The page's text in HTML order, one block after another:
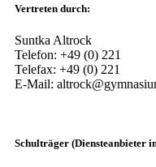
Vertreten durch:
Suntka Altrock
Telefon: +49 (0) 221
Telefax: +49 (0) 221
E-Mail:
Schulträger (Diensteanbieter